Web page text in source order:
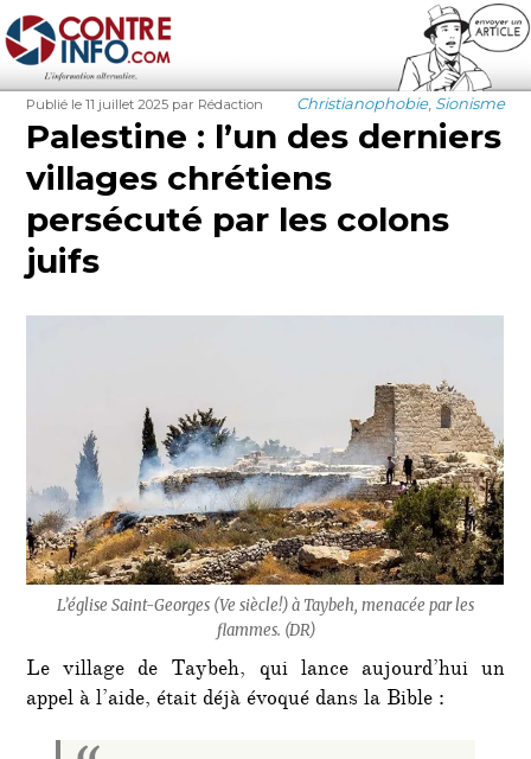
Contre-Info
Publié
le
Publié le 11 juillet 2025 Auteur
par Rédaction Catégories
Christianophobie, Sionisme
Palestine : l’un des derniers
villages chrétiens
persécuté par les colons
juifs
L’église Saint-Georges (Ve siècle!) à Taybeh, menacée par les
flammes. (DR)
Le village de Taybeh, qui lance aujourd’hui un
appel à l’aide, était déjà évoqué dans la Bible :